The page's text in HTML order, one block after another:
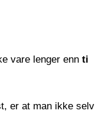
vare lenger enn ti
er at man ikke selv